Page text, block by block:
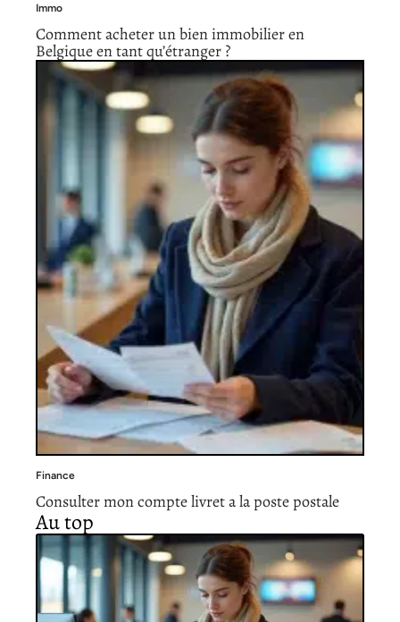
Immo
Comment acheter un bien immobilier en
Belgique en tant qu’étranger ?
Finance
Consulter mon compte livret a la poste postale
Au top